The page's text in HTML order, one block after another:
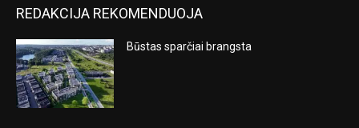
REDAKCIJA REKOMENDUOJA
Būstas sparčiai brangsta